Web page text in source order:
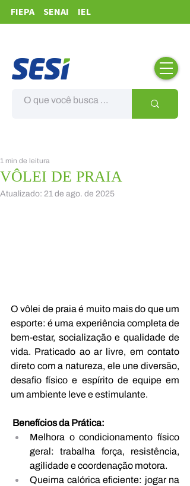
FIEPA SENAI IEL
VÔLEI DE PRAIA
1 min de leitura
Atualizado: 21 de ago. de 2025
O vôlei de praia é muito mais do que um
esporte: é uma experiência completa de
bem-estar, socialização e qualidade de
vida. Praticado ao ar livre, em contato
direto com a natureza, ele une diversão,
desafio físico e espírito de equipe em
um ambiente leve e estimulante.
Benefícios da Prática:
Melhora o condicionamento físico
geral: trabalha força, resistência,
agilidade e coordenação motora.
Queima calórica eficiente: jogar na